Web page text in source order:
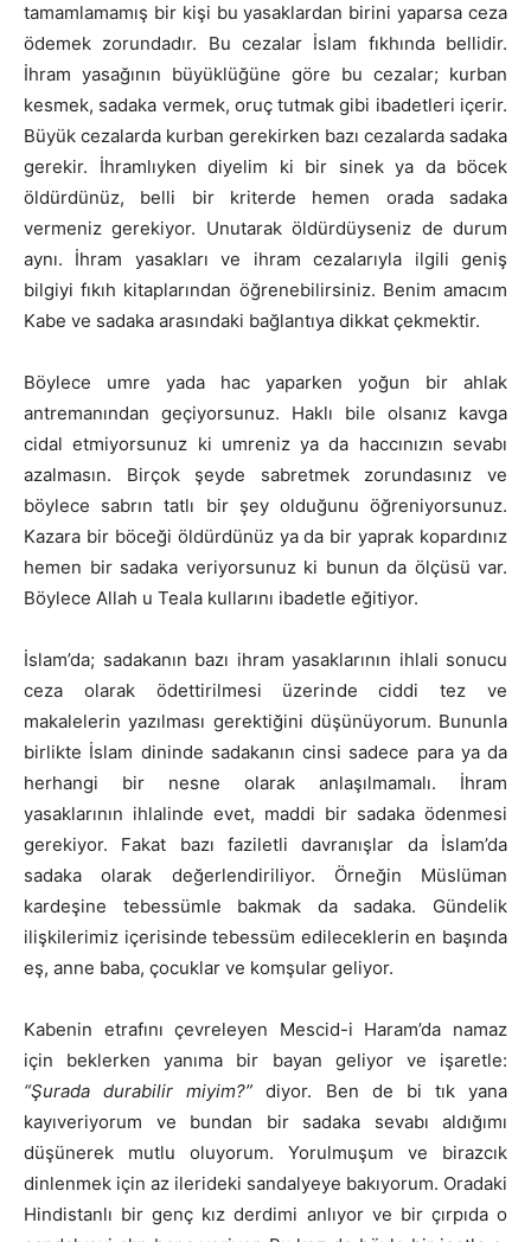
tamamlamamış bir kişi bu yasaklardan birini yaparsa ceza
ödemek zorundadır. Bu cezalar İslam fıkhında bellidir.
İhram yasağının büyüklüğüne göre bu cezalar; kurban
kesmek, sadaka vermek, oruç tutmak gibi ibadetleri içerir.
Büyük cezalarda kurban gerekirken bazı cezalarda sadaka
gerekir. İhramlıyken diyelim ki bir sinek ya da böcek
öldürdünüz, belli bir kriterde hemen orada sadaka
vermeniz gerekiyor. Unutarak öldürdüyseniz de durum
aynı. İhram yasakları ve ihram cezalarıyla ilgili geniş
bilgiyi fıkıh kitaplarından öğrenebilirsiniz. Benim amacım
Kabe ve sadaka arasındaki bağlantıya dikkat çekmektir.
Böylece umre yada hac yaparken yoğun bir ahlak
antremanından geçiyorsunuz. Haklı bile olsanız kavga
cidal etmiyorsunuz ki umreniz ya da haccınızın sevabı
azalmasın. Birçok şeyde sabretmek zorundasınız ve
böylece sabrın tatlı bir şey olduğunu öğreniyorsunuz.
Kazara bir böceği öldürdünüz ya da bir yaprak kopardınız
hemen bir sadaka veriyorsunuz ki bunun da ölçüsü var.
Böylece Allah u Teala kullarını ibadetle eğitiyor.
İslam’da; sadakanın bazı ihram yasaklarının ihlali sonucu
ceza olarak ödettirilmesi üzerinde ciddi tez ve
makalelerin yazılması gerektiğini düşünüyorum. Bununla
birlikte İslam dininde sadakanın cinsi sadece para ya da
herhangi bir nesne olarak anlaşılmamalı. İhram
yasaklarının ihlalinde evet, maddi bir sadaka ödenmesi
gerekiyor. Fakat bazı faziletli davranışlar da İslam’da
sadaka olarak değerlendiriliyor. Örneğin Müslüman
kardeşine tebessümle bakmak da sadaka. Gündelik
ilişkilerimiz içerisinde tebessüm edileceklerin en başında
eş, anne baba, çocuklar ve komşular geliyor.
Kabenin etrafını çevreleyen Mescid-i Haram’da namaz
için beklerken yanıma bir bayan geliyor ve işaretle:
“Şurada durabilir miyim?” diyor. Ben de bi tık yana
kayıveriyorum ve bundan bir sadaka sevabı aldığımı
düşünerek mutlu oluyorum. Yorulmuşum ve birazcık
dinlenmek için az ilerideki sandalyeye bakıyorum. Oradaki
Hindistanlı bir genç kız derdimi anlıyor ve bir çırpıda o